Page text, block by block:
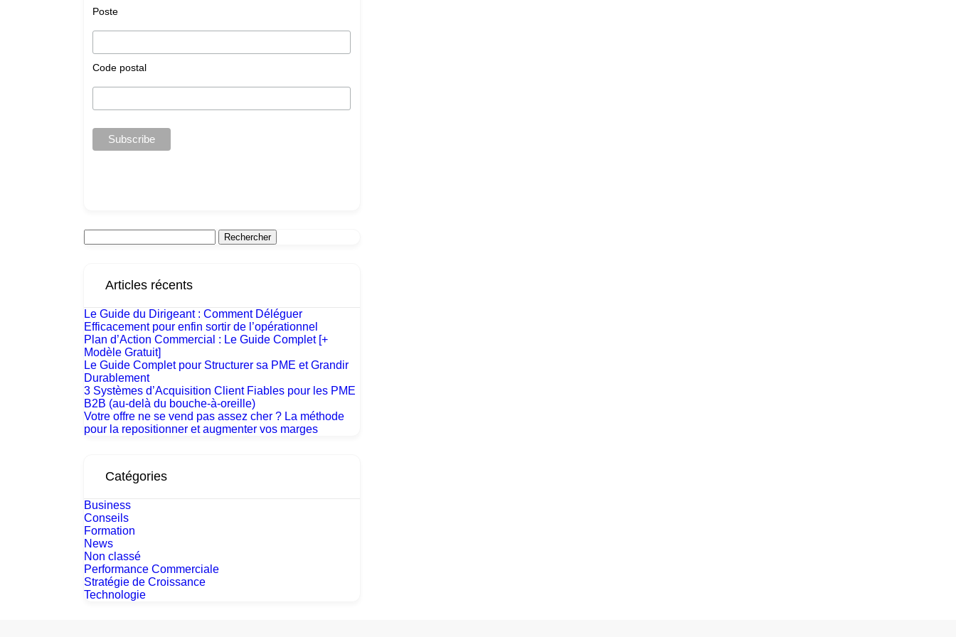
Poste
Code postal
Articles récents
Le Guide du Dirigeant : Comment Déléguer
Efficacement pour enfin sortir de l’opérationnel
Plan d’Action Commercial : Le Guide Complet [+
Modèle Gratuit]
Le Guide Complet pour Structurer sa PME et Grandir
Durablement
3 Systèmes d’Acquisition Client Fiables pour les PME
B2B (au-delà du bouche-à-oreille)
Votre offre ne se vend pas assez cher ? La méthode
pour la repositionner et augmenter vos marges
Catégories
Business
Conseils
Formation
News
Non classé
Performance Commerciale
Stratégie de Croissance
Technologie